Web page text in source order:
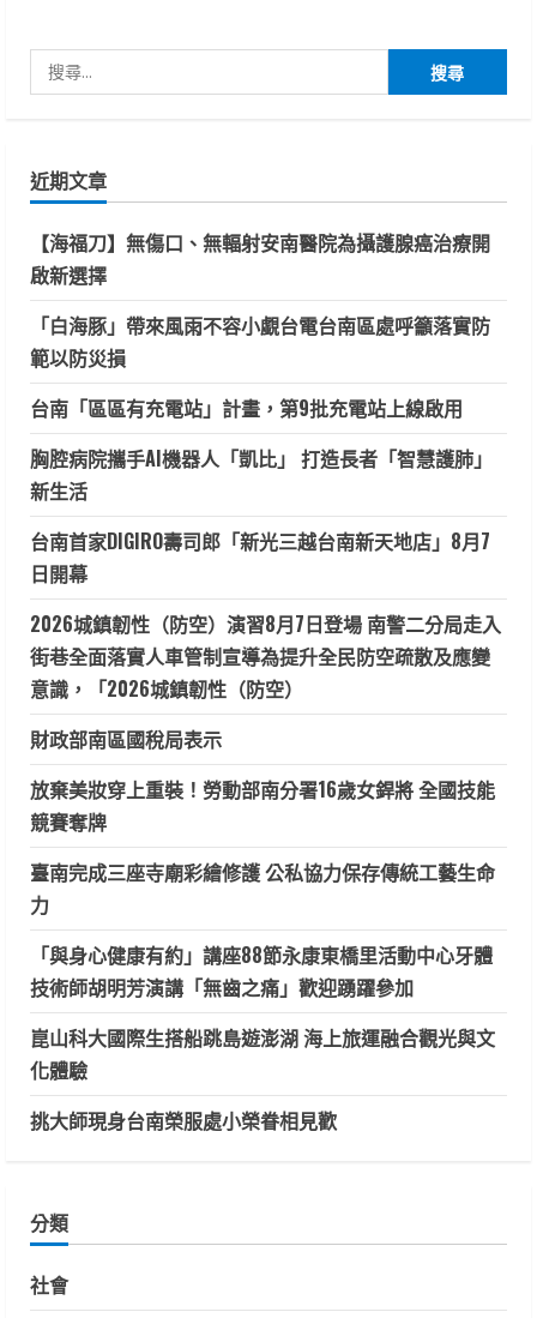
尋
字:
近期文章
【海福刀】無傷口、無輻射安南醫院為攝護腺癌治療開
啟新選擇
「白海豚」帶來風雨不容小覷台電台南區處呼籲落實防
範以防災損
台南「區區有充電站」計畫，第9批充電站上線啟用
胸腔病院攜手AI機器人「凱比」 打造長者「智慧護肺」
新生活
台南首家DIGIRO壽司郎「新光三越台南新天地店」8月7
日開幕
2026城鎮韌性（防空）演習8月7日登場 南警二分局走入
街巷全面落實人車管制宣導為提升全民防空疏散及應變
意識，「2026城鎮韌性（防空）
財政部南區國稅局表示
放棄美妝穿上重裝！勞動部南分署16歲女銲將 全國技能
競賽奪牌
臺南完成三座寺廟彩繪修護 公私協力保存傳統工藝生命
力
「與身心健康有約」講座88節永康東橋里活動中心牙體
技術師胡明芳演講「無齒之痛」歡迎踴躍參加
崑山科大國際生搭船跳島遊澎湖 海上旅運融合觀光與文
化體驗
挑大師現身台南榮服處小榮眷相見歡
分類
社會